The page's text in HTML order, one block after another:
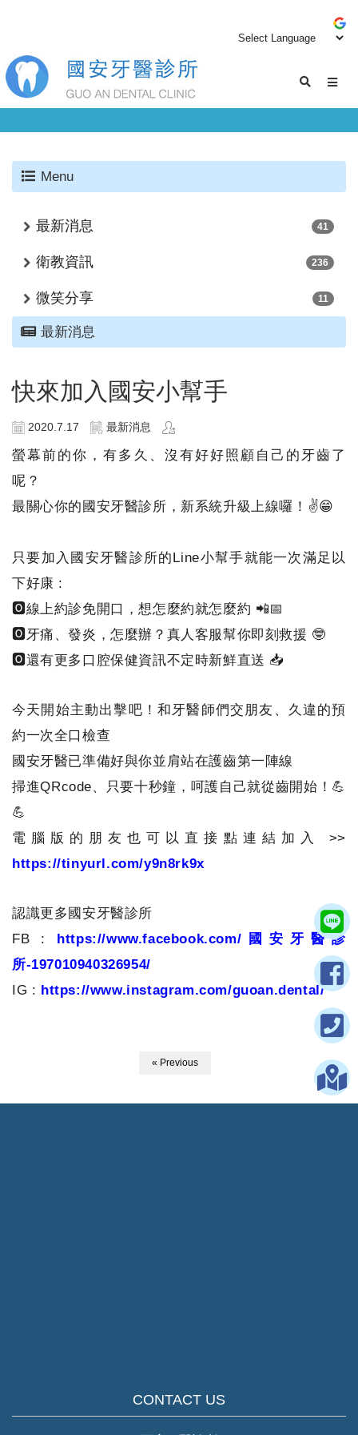
Menu
最新消息 41
衛教資訊 236
微笑分享 11
最新消息
快來加入國安小幫手
2020.7.17 最新消息
螢幕前的你，有多久、沒有好好照顧自己的牙齒了
呢？
最關心你的國安牙醫診所，新系統升級上線囉！✌😁
只要加入國安牙醫診所的Line小幫手就能一次滿足以
下好康 :
🅾️線上約診免開口，想怎麼約就怎麼約 📲📅
🅾️牙痛、發炎，怎麼辦？真人客服幫你即刻救援 🤓
🅾️還有更多口腔保健資訊不定時新鮮直送 📥
今天開始主動出擊吧！和牙醫師們交朋友、久違的預
約一次全口檢查
國安牙醫已準備好與你並肩站在護齒第一陣線
掃進QRcode、只要十秒鐘，呵護自己就從齒開始！💪
💪
電腦版的朋友也可以直接點連結加入 >>
https://tinyurl.com/y9n8rk9x
認識更多國安牙醫診所
FB : https://www.facebook.com/國安牙醫診
所-197010940326954/
IG : https://www.instagram.com/guoan.dental/
« Previous
CONTACT US